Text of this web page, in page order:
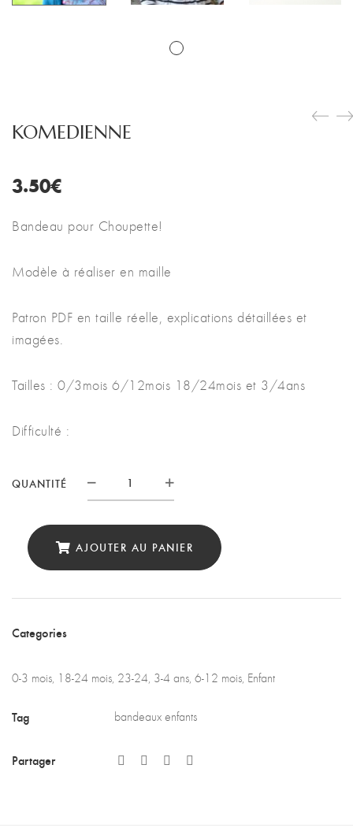
KOMEDIENNE
3.50€
Bandeau pour Choupette!
Modèle à réaliser en maille
Patron PDF en taille réelle, explications détaillées et
imagées.
Tailles : 0/3mois 6/12mois 18/24mois et 3/4ans
Difficulté :
QUANTITÉ Quantité
AJOUTER AU PANIER
Categories
0-3 mois, 18-24 mois, 23-24, 3-4 ans, 6-12 mois, Enfant
Tag bandeaux enfants
Partager